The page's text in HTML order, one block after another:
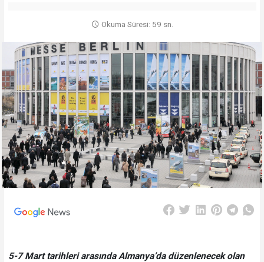
Okuma Süresi: 59 sn.
5-7 Mart tarihleri arasında Almanya’da düzenlenecek olan